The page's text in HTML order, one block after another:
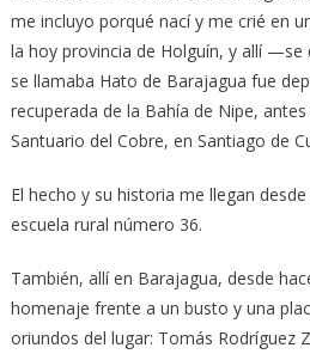
me incluyo porqué nací y me crié en
la hoy provincia de Holguín, y allí
se llamaba Hato de Barajagua fue
recuperada de la Bahía de Nipe,
Santuario del Cobre, en Santiago de
El hecho y su historia me llegan
escuela rural número 36.
También, allí en Barajagua, desde
homenaje frente a un busto y una
oriundos del lugar: Tomás Rodríguez